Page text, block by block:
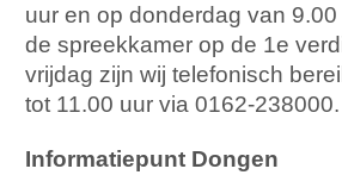
uur en op donderdag van
de spreekkamer op de 1e
vrijdag zijn wij telefonisch
tot 11.00 uur via 0162-238000.
Informatiepunt Dongen